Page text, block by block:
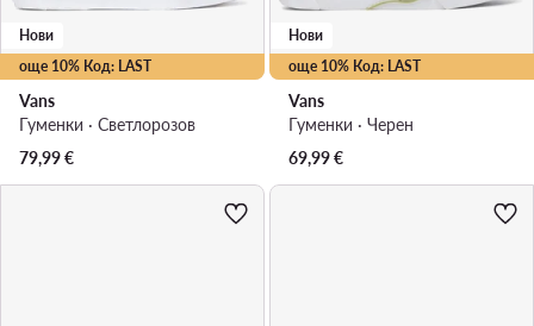
още 10% Код: LAST
Нови
Vans
Гуменки · Светлорозов
79,99€
още 10% Код: LAST
Нови
Vans
Гуменки · Черен
69,99€